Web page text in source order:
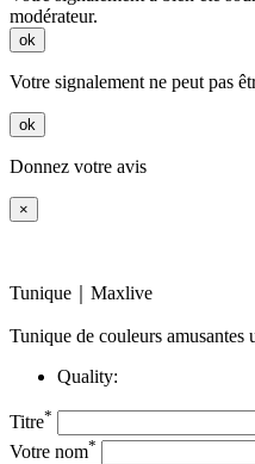
modérateur.
ok
Votre signalement ne peut pas
ok
Donnez votre avis
×
Tunique｜Maxlive
Tunique de couleurs amusantes
Quality:
Titre*
Votre nom*